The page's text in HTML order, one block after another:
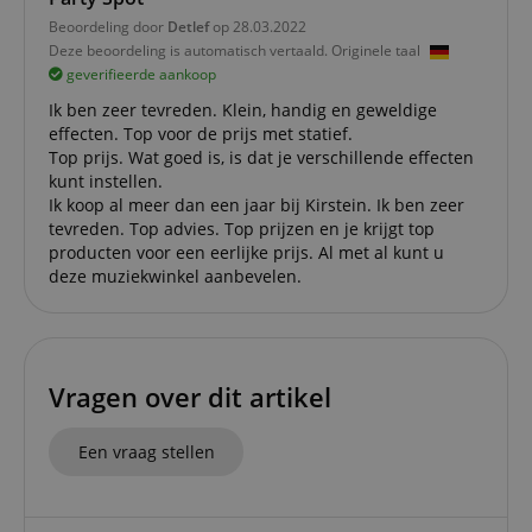
Beoordeling door Detlefop 28.03.2022
Deze beoordeling is automatisch vertaald. Originele taal
geverifieerde aankoop
Ik ben zeer tevreden. Klein, handig en geweldige
effecten. Top voor de prijs met statief.
Top prijs. Wat goed is, is dat je verschillende effecten
kunt instellen.
Ik koop al meer dan een jaar bij Kirstein. Ik ben zeer
tevreden. Top advies. Top prijzen en je krijgt top
producten voor een eerlijke prijs. Al met al kunt u
deze muziekwinkel aanbevelen.
Vragen over dit artikel
Een vraag stellen
Strikt noodzakelijke cookies maken
kernfunctionaliteit van de website mogelijk, zoals
gebruikersaanmelding en accountbeheer. Zonder
strikt noodzakelijke cookies kan de website niet
correct worden gebruikt.
Naam
Aanbieder /
Domein
CookieScriptConsent
.kirstein.nl
maand
session-id-apay
Amazon